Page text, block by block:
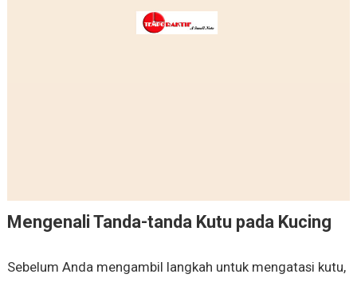
Mengenali Tanda-tanda Kutu pada Kucing
Sebelum Anda mengambil langkah untuk mengatasi kutu,